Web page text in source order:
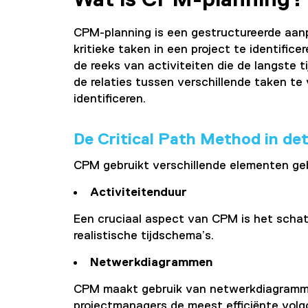
CPM-planning is een gestructureerde
kritieke taken in een project te
de reeks van activiteiten die de langste
de relaties tussen verschillende taken te
identificeren.
De Critical Path Method in
CPM gebruikt verschillende elementen
Activiteitenduur
Een cruciaal aspect van CPM is het
realistische tijdschema’s.
Netwerkdiagrammen
CPM maakt gebruik van